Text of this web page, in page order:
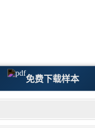
免费下载样本